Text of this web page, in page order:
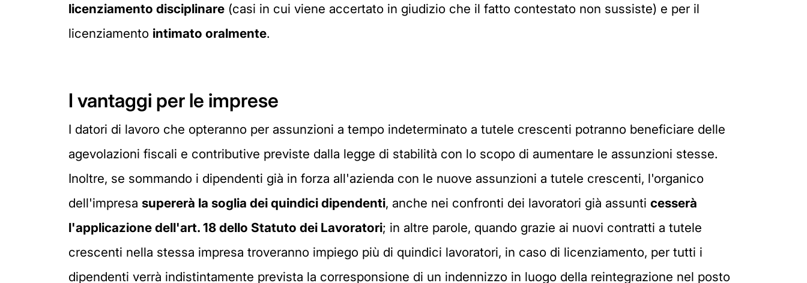
licenziamento disciplinare (casi in cui viene accertato in giudizio che il fatto contestato non sussiste) e per il
licenziamento intimato oralmente.
I vantaggi per le imprese
I datori di lavoro che opteranno per assunzioni a tempo indeterminato a tutele crescenti potranno beneficiare delle
agevolazioni fiscali e contributive previste dalla legge di stabilità con lo scopo di aumentare le assunzioni stesse.
Inoltre, se sommando i dipendenti già in forza all'azienda con le nuove assunzioni a tutele crescenti, l'organico
dell'impresa supererà la soglia dei quindici dipendenti, anche nei confronti dei lavoratori già assunti cesserà
l'applicazione dell'art. 18 dello Statuto dei Lavoratori; in altre parole, quando grazie ai nuovi contratti a tutele
crescenti nella stessa impresa troveranno impiego più di quindici lavoratori, in caso di licenziamento, per tutti i
dipendenti verrà indistintamente prevista la corresponsione di un indennizzo in luogo della reintegrazione nel posto